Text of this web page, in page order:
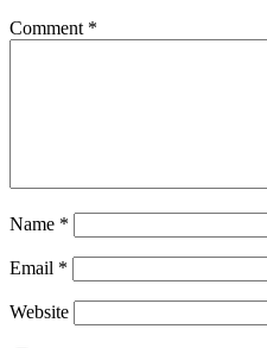
Comment *
Name *
Email *
Website